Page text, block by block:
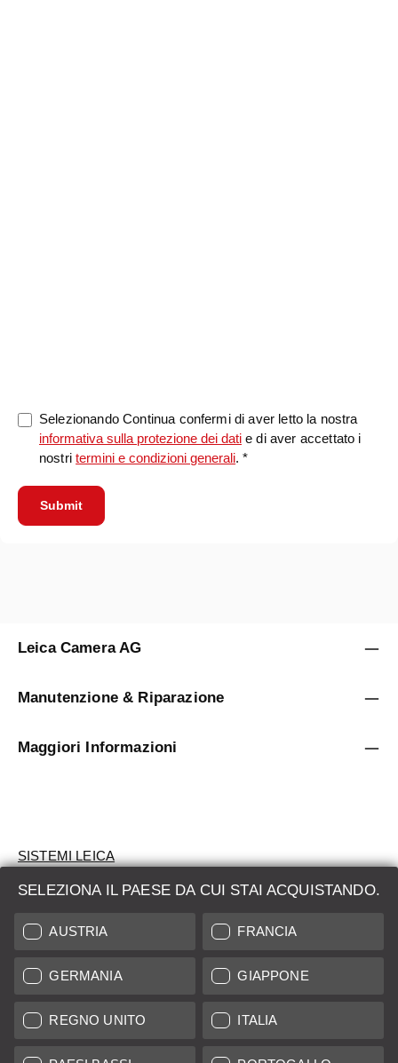
Selezionando Continua confermi di aver letto la nostra
informativa sulla protezione dei dati e di aver accettato i
nostritermini e condizioni generali. *
Submit
SELEZIONA IL PAESE DA CUI STAI ACQUISTANDO.
AUSTRIA FRANCIA
GERMANIA GIAPPONE
REGNO UNITO ITALIA
Leica Camera AG
Manutenzione & Riparazione
Maggiori Informazioni
SISTEMI LEICA
VALUTAZIONE
CERCHI UN PRODOTTO?
ASTE
PRODOTTI NUOVI
LEICA STORES